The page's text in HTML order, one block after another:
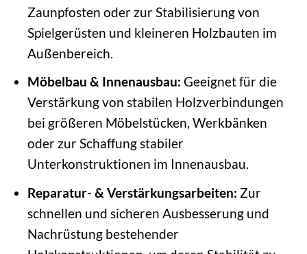
Zaunpfosten oder zur Stabilisierung von
Spielgerüsten und kleineren Holzbauten im
Außenbereich.
Möbelbau & Innenausbau: Geeignet für die
Verstärkung von stabilen Holzverbindungen
bei größeren Möbelstücken, Werkbänken
oder zur Schaffung stabiler
Unterkonstruktionen im Innenausbau.
Reparatur- & Verstärkungsarbeiten: Zur
schnellen und sicheren Ausbesserung und
Nachrüstung bestehender